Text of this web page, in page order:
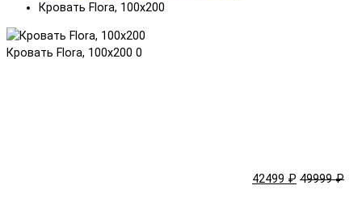
Кровать Flora, 100x200
Кровать Flora, 100x200 0
42499 ₽ 49999 ₽